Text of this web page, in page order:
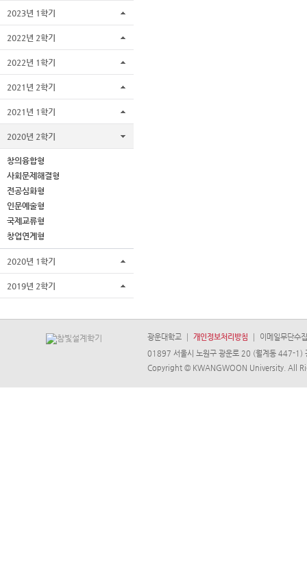
2023년 1학기
2022년 2학기
2022년 1학기
2021년 2학기
2021년 1학기
2020년 2학기
창의융합형
사회문제해결형
전공심화형
인문예술형
국제교류형
창업연계형
2020년 1학기
2019년 2학기
광운대학교 개인정보처리방침
이메일무단수
01897 서울시 노원구 광운로 20 (월계동 447-
Copyright © KWANGWOON University. All